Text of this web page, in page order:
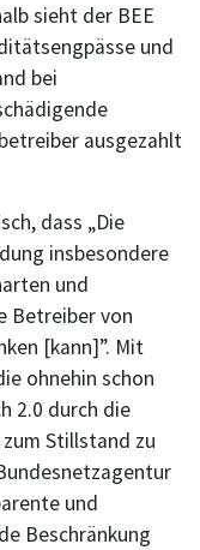
sieht der BEE
und
bei
ausgezahlt
dass „Die
insbesondere
und
Betreiber von
[kann]”. Mit
ohnehin schon
2.0 durch die
Stillstand zu
und
Beschränkung